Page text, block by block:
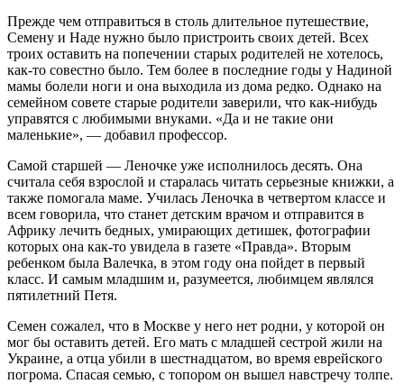
Прежде чем отправиться в столь длительное путешествие,
Семену и Наде нужно было пристроить своих детей. Всех
троих оставить на попечении старых родителей не хотелось,
как-то совестно было. Тем более в последние годы у Надиной
мамы болели ноги и она выходила из дома редко. Однако на
семейном совете старые родители заверили, что как-нибудь
управятся с любимыми внуками. «Да и не такие они
маленькие», — добавил профессор.
Самой старшей — Леночке уже исполнилось десять. Она
считала себя взрослой и старалась читать серьезные книжки, а
также помогала маме. Училась Леночка в четвертом классе и
всем говорила, что станет детским врачом и отправится в
Африку лечить бедных, умирающих детишек, фотографии
которых она как-то увидела в газете «Правда». Вторым
ребенком была Валечка, в этом году она пойдет в первый
класс. И самым младшим и, разумеется, любимцем являлся
пятилетний Петя.
Семен сожалел, что в Москве у него нет родни, у которой он
мог бы оставить детей. Его мать с младшей сестрой жили на
Украине, а отца убили в шестнадцатом, во время еврейского
погрома. Спасая семью, с топором он вышел навстречу толпе.